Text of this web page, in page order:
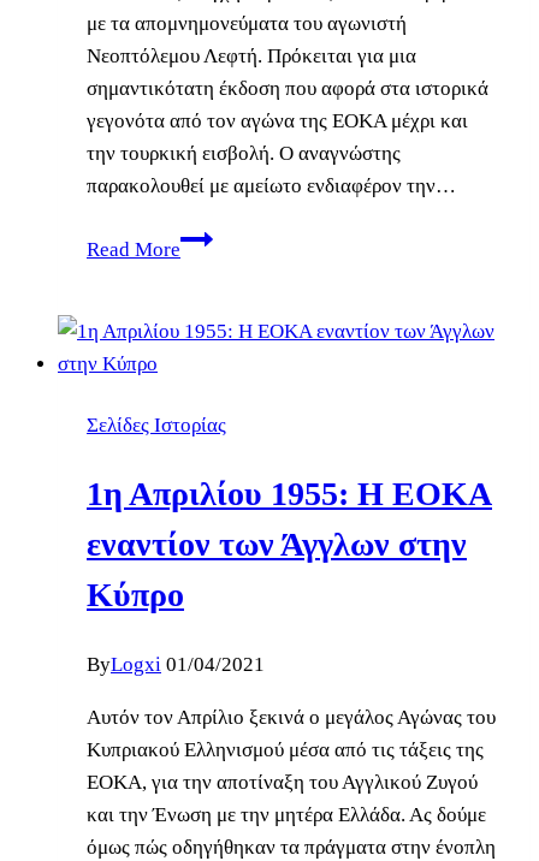
με τα απομνημονεύματα του αγωνιστή
Νεοπτόλεμου Λεφτή. Πρόκειται για μια
σημαντικότατη έκδοση που αφορά στα ιστορικά
γεγονότα από τον αγώνα της ΕΟΚΑ μέχρι και
την τουρκική εισβολή. Ο αναγνώστης
παρακολουθεί με αμείωτο ενδιαφέρον την…
Read More
Νεοπτόλεμος
ζωή
στις
του
της
Ένωσης
Σελίδες Ιστορίας
1η Απριλίου 1955: Η ΕΟΚΑ
εναντίον των Άγγλων στην
Κύπρο
ByLogxi 01/04/2021
Αυτόν τον Απρίλιο ξεκινά ο μεγάλος Αγώνας του
Κυπριακού Ελληνισμού μέσα από τις τάξεις της
ΕΟΚΑ, για την αποτίναξη του Αγγλικού Ζυγού
και την Ένωση με την μητέρα Ελλάδα. Ας δούμε
όμως πώς οδηγήθηκαν τα πράγματα στην ένοπλη